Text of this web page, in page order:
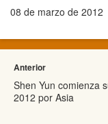
08 de marzo de 2012
Anterior
Shen Yun comienza
2012 por Asia